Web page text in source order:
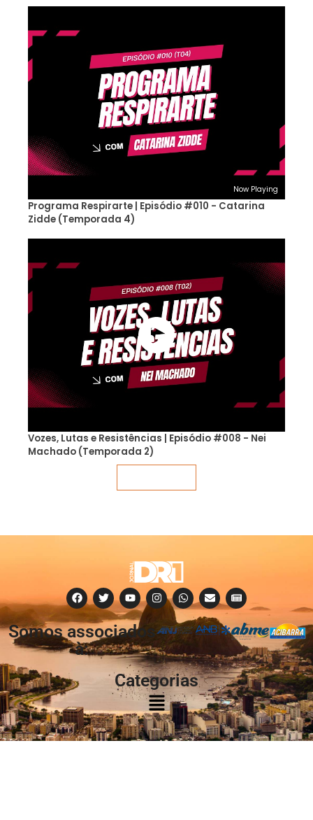
Now Playing
Programa Respirarte | Episódio #010 - Catarina
Zidde (Temporada 4)
Vozes, Lutas e Resistências | Episódio #008 - Nei
Machado (Temporada 2)
Somos associados
à:
Categorias